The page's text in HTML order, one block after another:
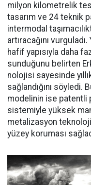
milyon kilomet­relik
tasarım ve 24 teknik
intermodal
artıracağını
hafif yapısıyla daha
sunduğunu belir­ten
nolojisi sayesinde
sağlandığı­nı söyledi.
modelinin ise
sistemiyle yüksek
metalizasyon
yüzey koruması